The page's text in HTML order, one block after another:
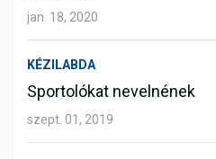
jan. 18, 2020
KÉZILABDA
Sportolókat nevelnének
szept. 01, 2019